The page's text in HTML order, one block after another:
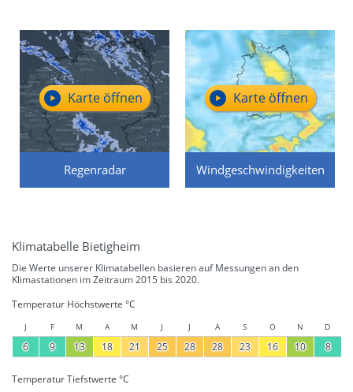
Regenradar
Karte öffnen
Windgeschwindigkeiten
Karte öffnen
Klimatabelle Bietigheim
Die Werte unserer Klimatabellen basieren auf Messungen an den
Klimastationen im Zeitraum 2015 bis 2020.
Temperatur Höchstwerte °C
J F M A M J J A S O N D
6 9 13 18 21 25 28 28 23 16 10 8
Temperatur Tiefstwerte °C